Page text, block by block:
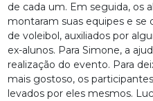
de cada um. Em seguida, os
montaram suas equipes e se
de voleibol, auxiliados por
ex-alunos. Para Simone, a
realização do evento. Para
mais gostoso, os
levados por eles mesmos.